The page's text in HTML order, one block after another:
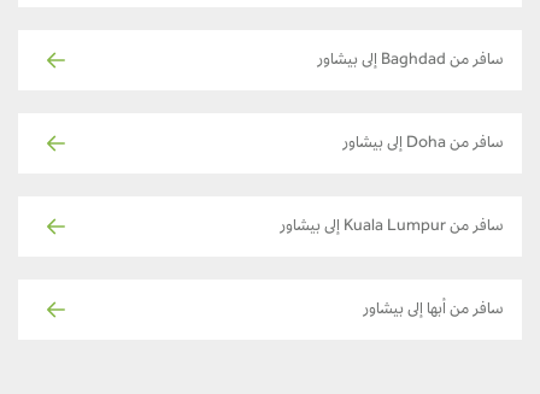
سافر من Baghdad إلى بيشاور
سافر من Doha إلى بيشاور
سافر من Kuala Lumpur إلى بيشاور
سافر من أبها إلى بيشاور